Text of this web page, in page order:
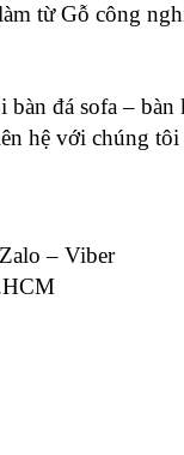
từ Gỗ công
đá sofa –
hệ với chúng
– Viber